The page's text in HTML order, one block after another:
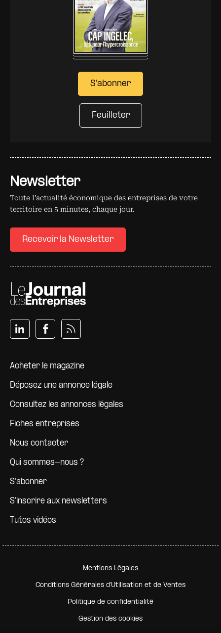
Newsletter
Toute l’actualité économique des entreprises de votre
territoire en 5 minutes, chaque jour.
Recevoir la Newsletter
Pied de page
Acheter le magazine
Déposez une annonce légale
Consultez les annonces légales
Fiches entreprises
Nous contacter
Qui sommes-nous ?
S'abonner
S'inscrire aux newsletters
Tutos vidéos
S'abonner
Feuilleter
Pied de page secondaire
Mentions Légales
Conditions Générales d'Utilisation et de Ventes
Politique de confidentialité
Gestion des cookies